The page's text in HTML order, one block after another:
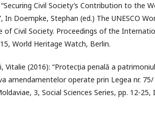
Civil Society’s Contribution to the
In Doempke, Stephan (ed.) The UNESCO
of Civil Society. Proceedings of the
World Heritage Watch, Berlin.
Vitalie (2016): “Protecția penală a
amendamentelor operate prin Legea nr. 75/
3, Social Sciences Series, pp. 12-25,